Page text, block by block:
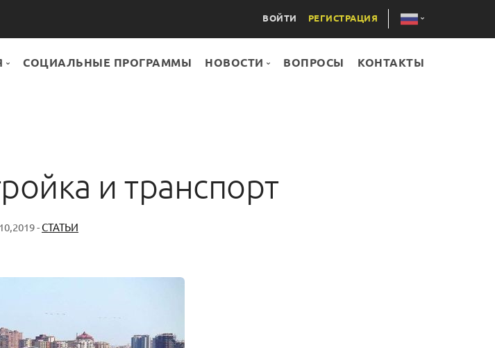
ВОЙТИ РЕГИСТРАЦИЯ
AZE
СОЦИАЛЬНЫЕ ПРОГРАММЫ НОВОСТИ
МЕРОПРИЯТИЯ
ВОПРОСЫ КОНТАКТЫ
и транспорт
-СТАТЬИ